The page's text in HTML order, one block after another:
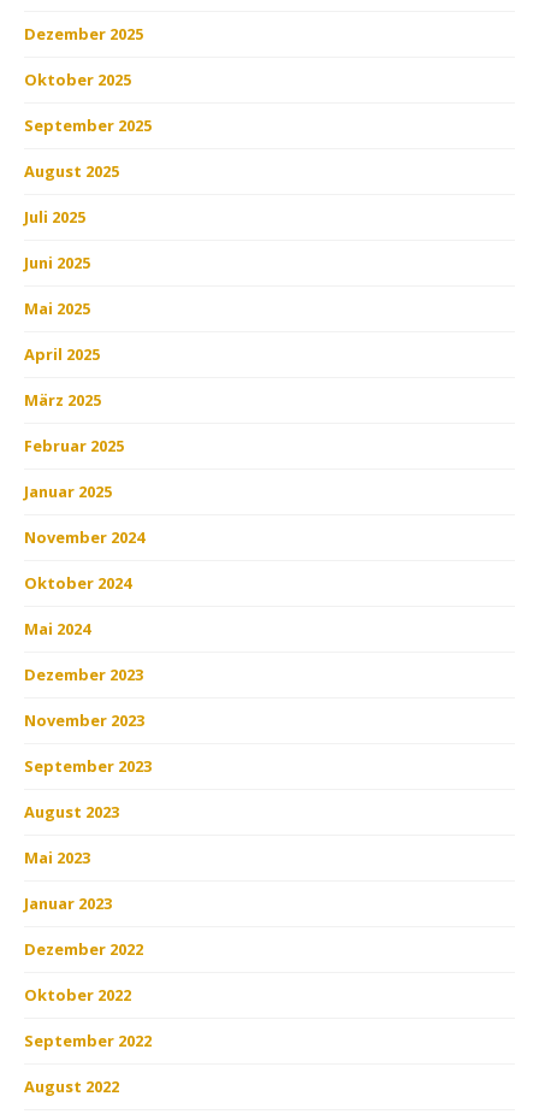
Dezember 2025
Oktober 2025
September 2025
August 2025
Juli 2025
Juni 2025
Mai 2025
April 2025
März 2025
Februar 2025
Januar 2025
November 2024
Oktober 2024
Mai 2024
Dezember 2023
November 2023
September 2023
August 2023
Mai 2023
Januar 2023
Dezember 2022
Oktober 2022
September 2022
August 2022